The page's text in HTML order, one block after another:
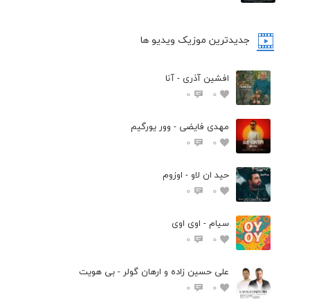
جدیدترین موزیک ویدیو ها
افشین آذری - آنا
0
0
مهدی فایضی - وور یورگیم
0
0
حید ان لاو - اوزوم
0
0
سیام - اوی اوی
0
0
علی حسین زاده و ارهان گولر - بی هویت
0
0